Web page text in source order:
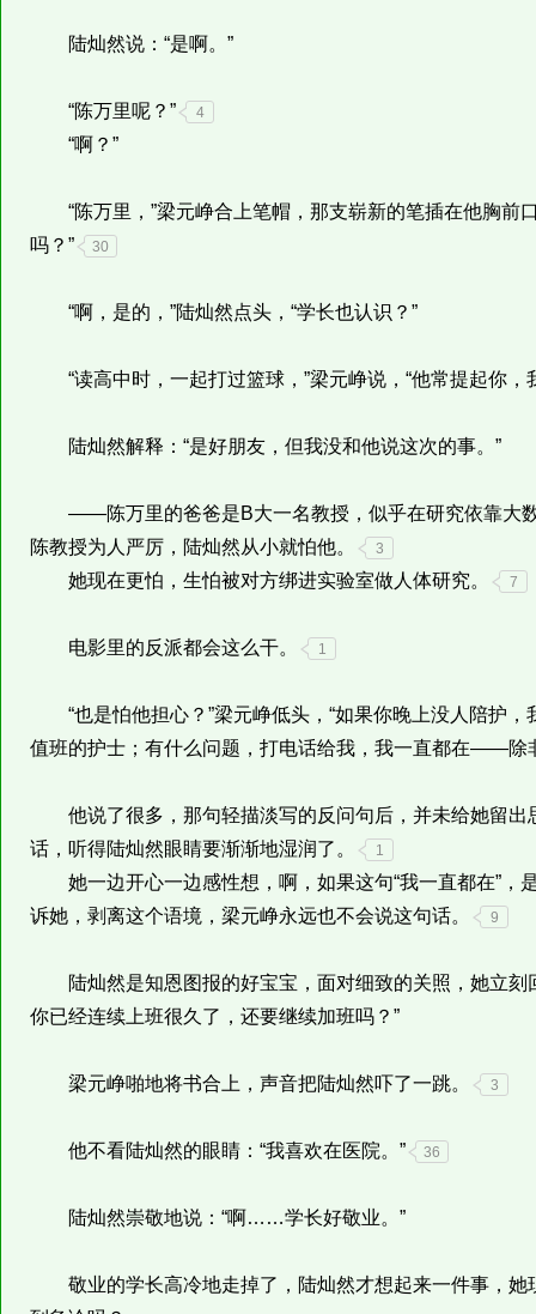
陆灿然说：“是啊。”
“陈万里呢？” 4
“啊？”
“陈万里，”梁元峥合上笔帽，那支崭新的笔插在他胸前
吗？”
30
“啊，是的，”陆灿然点头，“学长也认识？”
“读高中时，一起打过篮球，”梁元峥说，“他常提起你，
陆灿然解释：“是好朋友，但我没和他说这次的事。”
——陈万里的爸爸是B大一名教授，似乎在研究依靠大数
陈教授为人严厉，陆灿然从小就怕他。
3
她现在更怕，生怕被对方绑进实验室做人体研究。 7
电影里的反派都会这么干。 1
“也是怕他担心？”梁元峥低头，“如果你晚上没人陪护，
值班的护士；有什么问题，打电话给我，我一直都在——除
他说了很多，那句轻描淡写的反问句后，并未给她留出
话，听得陆灿然眼睛要渐渐地湿润了。
1
她一边开心一边感性想，啊，如果这句“我一直都在”，
诉她，剥离这个语境，梁元峥永远也不会说这句话。
9
陆灿然是知恩图报的好宝宝，面对细致的关照，她立刻
你已经连续上班很久了，还要继续加班吗？”
梁元峥啪地将书合上，声音把陆灿然吓了一跳。 3
他不看陆灿然的眼睛：“我喜欢在医院。” 36
陆灿然崇敬地说：“啊……学长好敬业。”
敬业的学长高冷地走掉了，陆灿然才想起来一件事，她